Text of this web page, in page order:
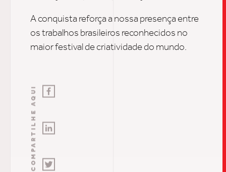
A conquista reforça a nossa presença entre
os trabalhos brasileiros reconhecidos no
maior festival de criatividade do mundo.
COMPARTILHE AQUI